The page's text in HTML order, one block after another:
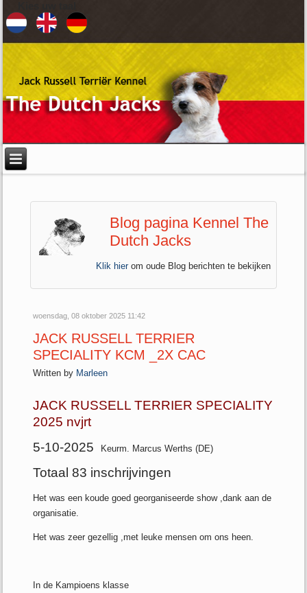
Blog pagina Kennel The
Dutch Jacks
Klik hierom oude Blog berichten te bekijken
woensdag, 08 oktober 2025 11:42
JACK RUSSELL TERRIER
SPECIALITY KCM _2X CAC
Written by Marleen
JACK RUSSELL TERRIER SPECIALITY
2025 nvjrt
5-10-2025
Keurm. Marcus Werths (DE)
Totaal 83 inschrijvingen
Het was een koude goed georganiseerde show ,dank aan de
organisatie.
Het was zeer gezellig ,met leuke mensen om ons heen.
In de Kampioens klasse